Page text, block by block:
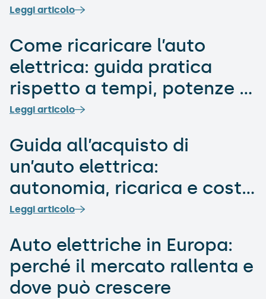
Leggi articolo
Come ricaricare l’auto
elettrica: guida pratica
rispetto a tempi, potenze e
soluzioni
Leggi articolo
Guida all’acquisto di
un’auto elettrica:
autonomia, ricarica e costi
totali
Leggi articolo
Auto elettriche in Europa:
perché il mercato rallenta e
dove può crescere